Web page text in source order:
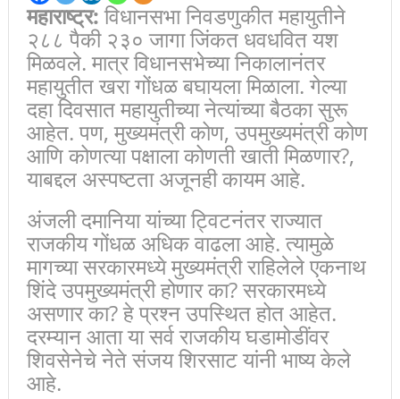
महाराष्ट्र:विधानसभा निवडणुकीत महायुतीने
२८८ पैकी २३० जागा जिंकत धवधवित यश
मिळवले. मात्र विधानसभेच्या निकालानंतर
महायुतीत खरा गोंधळ बघायला मिळाला. गेल्या
दहा दिवसात महायुतीच्या नेत्यांच्या बैठका सुरू
आहेत. पण, मुख्यमंत्री कोण, उपमुख्यमंत्री कोण
आणि कोणत्या पक्षाला कोणती खाती मिळणार?,
याबद्दल अस्पष्टता अजूनही कायम आहे.
अंजली दमानिया यांच्या ट्विटनंतर राज्यात
राजकीय गोंधळ अधिक वाढला आहे. त्यामुळे
मागच्या सरकारमध्ये मुख्यमंत्री राहिलेले एकनाथ
शिंदे उपमुख्यमंत्री होणार का? सरकारमध्ये
असणार का? हे प्रश्न उपस्थित होत आहेत.
दरम्यान आता या सर्व राजकीय घडामोडींवर
शिवसेनेचे नेते संजय शिरसाट यांनी भाष्य केले
आहे.